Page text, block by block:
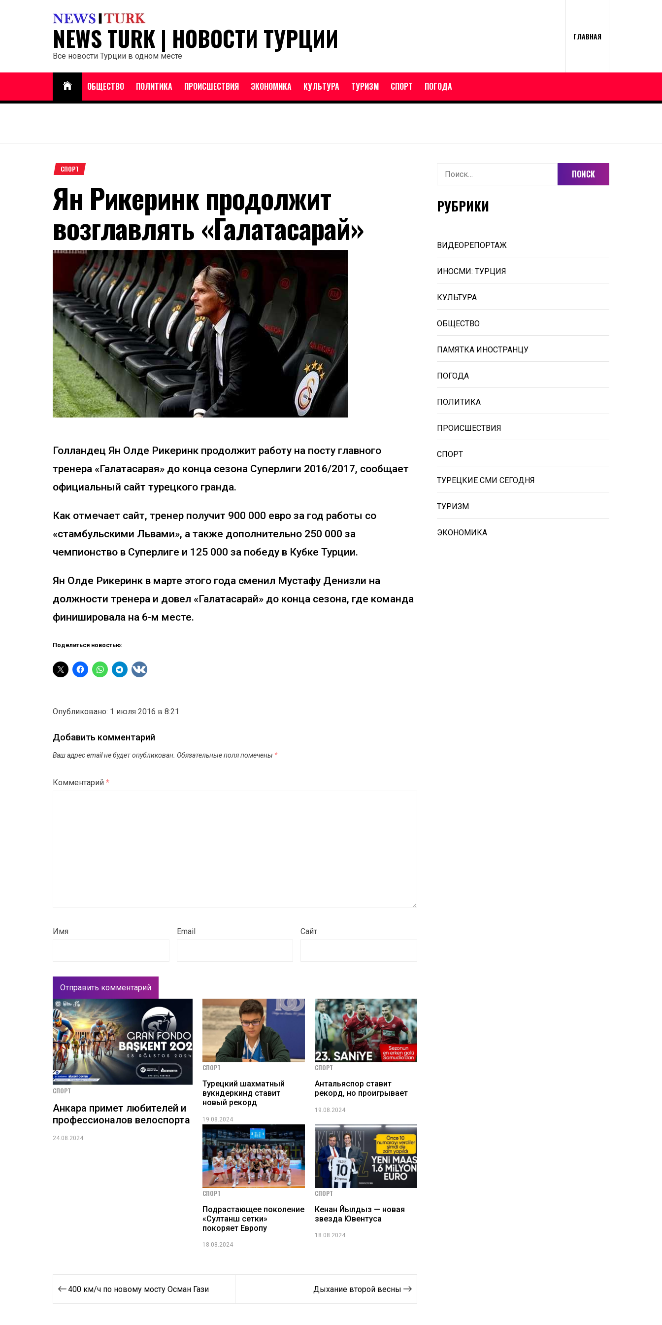
NEWS TURK | НОВОСТИ ТУРЦИИ
Все новости Турции в одном месте
ГЛАВНАЯ
ОБЩЕСТВО ПОЛИТИКА ПРОИСШЕСТВИЯ ЭКОНОМИКА КУЛЬТУРА ТУРИЗМ СПОРТ ПОГОДА
СПОРТ
Ян Рикеринк продолжит
возглавлять «Галатасарай»
Голландец Ян Олде Рикеринк продолжит работу на посту главного
тренера «Галатасарая» до конца сезона Суперлиги 2016/2017, сообщает
официальный сайт турецкого гранда.
Как отмечает сайт, тренер получит 900 000 евро за год работы со
«стамбульскими Львами», а также дополнительно 250 000 за
чемпионство в Суперлиге и 125 000 за победу в Кубке Турции.
Ян Олде Рикеринк в марте этого года сменил Мустафу Денизли на
должности тренера и довел «Галатасарай» до конца сезона, где команда
финишировала на 6-м месте.
Поделиться новостью:
Опубликовано: 1 июля 2016 в 8:21
Добавить комментарий
Ваш адрес email не будет опубликован. Обязательные поля помечены *
Комментарий *
Имя Email Сайт
СПОРТ
Анкара примет любителей и
профессионалов велоспорта
24.08.2024
СПОРТ
Турецкий шахматный
вукндеркинд ставит
новый рекорд
19.08.2024
СПОРТ
Антальяспор ставит
рекорд, но проигрывает
19.08.2024
СПОРТ
Подрастающее поколение
«Султанш сетки»
покоряет Европу
18.08.2024
СПОРТ
Кенан Йылдыз — новая
звезда Ювентуса
18.08.2024
Навигация
400 км/ч по новому мосту Осман Гази Дыхание второй весны
Найти:
РУБРИКИ
ВИДЕОРЕПОРТАЖ
ИНОСМИ: ТУРЦИЯ
КУЛЬТУРА
ОБЩЕСТВО
ПАМЯТКА ИНОСТРАНЦУ
ПОГОДА
ПОЛИТИКА
ПРОИСШЕСТВИЯ
СПОРТ
ТУРЕЦКИЕ СМИ СЕГОДНЯ
ТУРИЗМ
ЭКОНОМИКА